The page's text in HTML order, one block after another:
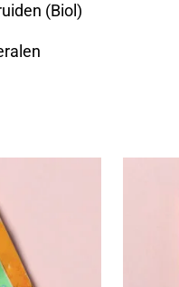
(Biol)